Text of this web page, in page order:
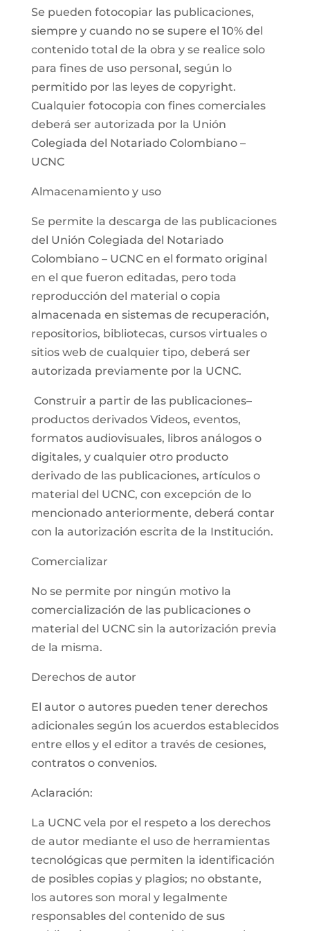
Se pueden fotocopiar las publicaciones,
siempre y cuando no se supere el 10% del
contenido total de la obra y se realice solo
para fines de uso personal, según lo
permitido por las leyes de copyright.
Cualquier fotocopia con fines comerciales
deberá ser autorizada por la Unión
Colegiada del Notariado Colombiano –
UCNC
Almacenamiento y uso
Se permite la descarga de las publicaciones
del Unión Colegiada del Notariado
Colombiano – UCNC en el formato original
en el que fueron editadas, pero toda
reproducción del material o copia
almacenada en sistemas de recuperación,
repositorios, bibliotecas, cursos virtuales o
sitios web de cualquier tipo, deberá ser
autorizada previamente por la UCNC.
Construir a partir de las publicaciones–
productos derivados Videos, eventos,
formatos audiovisuales, libros análogos o
digitales, y cualquier otro producto
derivado de las publicaciones, artículos o
material del UCNC, con excepción de lo
mencionado anteriormente, deberá contar
con la autorización escrita de la Institución.
Comercializar
No se permite por ningún motivo la
comercialización de las publicaciones o
material del UCNC sin la autorización previa
de la misma.
Derechos de autor
El autor o autores pueden tener derechos
adicionales según los acuerdos establecidos
entre ellos y el editor a través de cesiones,
contratos o convenios.
Aclaración:
La UCNC vela por el respeto a los derechos
de autor mediante el uso de herramientas
tecnológicas que permiten la identificación
de posibles copias y plagios; no obstante,
los autores son moral y legalmente
responsables del contenido de sus